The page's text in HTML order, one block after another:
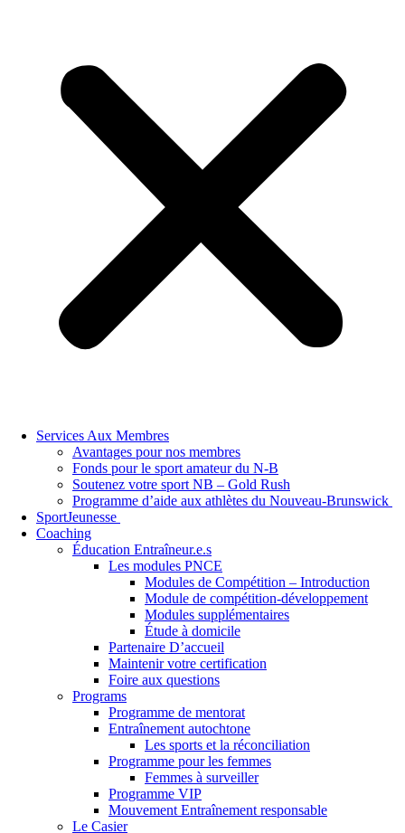
Services Aux Membres
Avantages pour nos membres
Fonds pour le sport amateur du N-B
Soutenez votre sport NB – Gold Rush
Programme d’aide aux athlètes du Nouveau-Brunswick
SportJeunesse
Coaching
Éducation Entraîneur.e.s
Les modules PNCE
Modules de Compétition – Introduction
Module de compétition-développement
Modules supplémentaires
Étude à domicile
Partenaire D’accueil
Maintenir votre certification
Foire aux questions
Programs
Programme de mentorat
Entraînement autochtone
Les sports et la réconciliation
Programme pour les femmes
Femmes à surveiller
Programme VIP
Mouvement Entraînement responsable
Le Casier